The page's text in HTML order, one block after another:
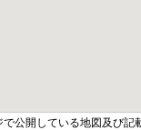
で公開している地図及び